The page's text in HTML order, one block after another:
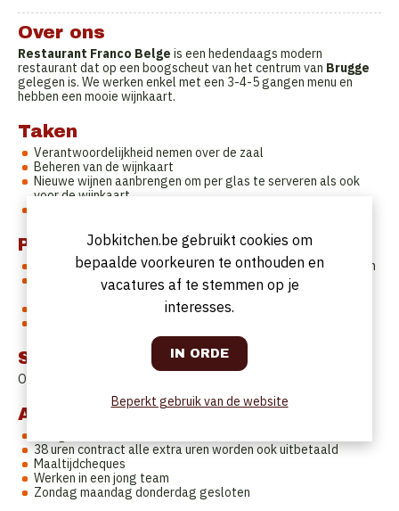
Over ons
Restaurant Franco Belge is een hedendaags modern
restaurant dat op een boogscheut van het centrum van Brugge
gelegen is. We werken enkel met een 3-4-5 gangen menu en
hebben een mooie wijnkaart.
Taken
Verantwoordelijkheid nemen over de zaal
Beheren van de wijnkaart
Nieuwe wijnen aanbrengen om per glas te serveren als ook
voor de wijnkaart
Profiel
Je hebt ervaring in het aansturen en begeleiden van een team
Graag kennis van wijn (is dit niet zo dan kunnen wij jou daarin
Startdatum
Onmiddellijk of in overleg
Aanbod
38 uren contract alle extra uren worden ook uitbetaald
Maaltijdcheques
Werken in een jong team
Zondag maandag donderdag gesloten
Jobkitchen.be gebruikt cookies om
bepaalde voorkeuren te onthouden en
vacatures af te stemmen op je
interesses.
Beperkt gebruik van de website